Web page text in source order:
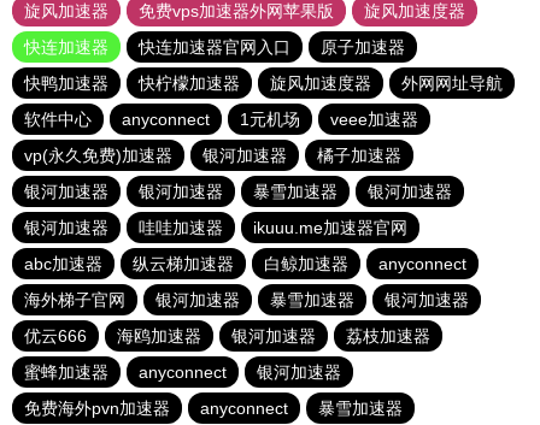
旋风加速器
免费vps加速器外网苹果版
旋风加速度器
快连加速器
快连加速器官网入口
原子加速器
快鸭加速器
快柠檬加速器 旋风加速度器
外网网址导航
软件中心
anyconnect 1元机场
veee加速器
vp(永久免费)加速器
银河加速器
橘子加速器
银河加速器
银河加速器 暴雪加速器
银河加速器
银河加速器
哇哇加速器
ikuuu.me加速器官网
abc加速器
纵云梯加速器 白鲸加速器
anyconnect
海外梯子官网
银河加速器 暴雪加速器
银河加速器
优云666
海鸥加速器 银河加速器
荔枝加速器
蜜蜂加速器
anyconnect
银河加速器
免费海外pvn加速器
anyconnect 暴雪加速器